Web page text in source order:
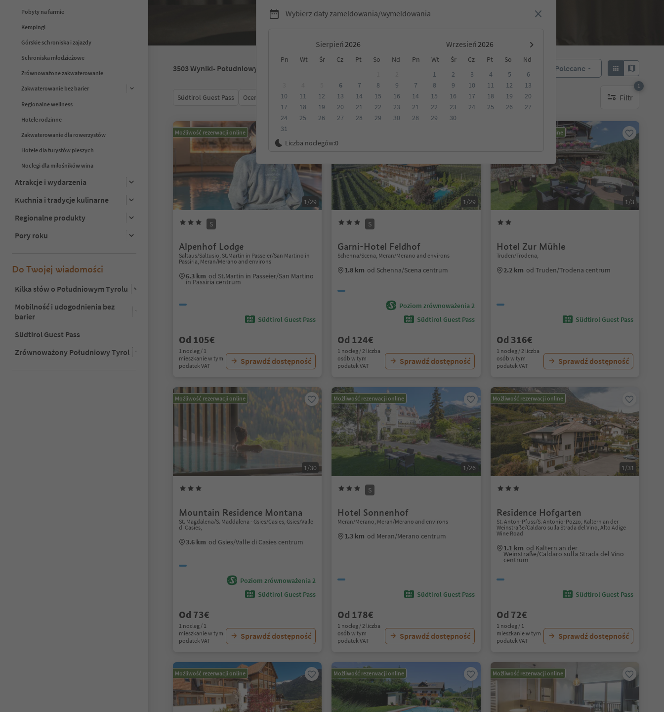
Pobyty na farmie
Kempingi
Górskie schroniska i zajazdy
Schroniska młodzieżowe
Zrównoważone zakwaterowanie
Zakwaterowanie bez barier
Regionalne wellness
Hotele rodzinne
Zakwaterowanie dla rowerzystów
Hotele dla turystów pieszych
Noclegi dla miłośników wina
Atrakcje i wydarzenia
Kuchnia i tradycje kulinarne
Regionalne produkty
Pory roku
Do Twojej wiadomości
Kilka słów o Południowym Tyrolu
Mobilność i udogodnienia bez
barier
Südtirol Guest Pass
Zrównoważony Południowy Tyrol
Wybierz daty zameldowania/wymeldowania
Sierpień Wrzesień
Pn Wt Śr Cz Pt So Nd Pn Wt Śr Cz Pt So
Nd
6 7 8
9
10
11 12 13 14 15
16
17
18 19 20 21 22
23
24
25 26 27 28 29
30
31
1 2 3 4 5
6
7
8 9 10 11 12
13
14
15 16 17 18 19
20
21
22 23 24 25 26
27
28
29 30
Liczba noclegów:0
3503 Wyniki- Południowy Tyrol Polecane
Südtirol Guest Pass Ocena Kategoria Opcje wyżywienia Ekologiczne zakwaterowanie Filtr
1
1 aktywny filtr
Możliwość rezerwacji online
1/29
S
Alpenhof Lodge
Saltaus/Saltusio, St.Martin in Passeier/San Martino in
Passiria, Meran/Merano and environs
6.3 km od St.Martin in Passeier/San Martino
in Passiria centrum
Südtirol Guest Pass
Od 105€
1 nocleg / 1
mieszkanie w tym
podatek VAT
Sprawdź dostępność
1/29
S
Garni-Hotel Feldhof
Schenna/Scena, Meran/Merano and environs
1.8 km od Schenna/Scena centrum
Poziom zrównoważenia 2
Südtirol Guest Pass
Od 124€
1 nocleg / 2 liczba
osób w tym
podatek VAT
Sprawdź dostępność
Możliwość rezerwacji online
1/3
Hotel Zur Mühle
Truden/Trodena,
2.2 km od Truden/Trodena centrum
Südtirol Guest Pass
Od 316€
1 nocleg / 2 liczba
osób w tym
podatek VAT
Sprawdź dostępność
Możliwość rezerwacji online
1/30
Mountain Residence Montana
St. Magdalena/S. Maddalena - Gsies/Casies, Gsies/Valle
di Casies,
3.6 km od Gsies/Valle di Casies centrum
Poziom zrównoważenia 2
Südtirol Guest Pass
Od 73€
1 nocleg / 1
mieszkanie w tym
podatek VAT
Sprawdź dostępność
Możliwość rezerwacji online
1/26
S
Hotel Sonnenhof
Meran/Merano, Meran/Merano and environs
1.3 km od Meran/Merano centrum
Südtirol Guest Pass
Od 178€
1 nocleg / 2 liczba
osób w tym
podatek VAT
Sprawdź dostępność
Możliwość rezerwacji online
1/31
Residence Hofgarten
St. Anton-Pfuss/S. Antonio-Pozzo, Kaltern an der
Weinstraße/Caldaro sulla Strada del Vino, Alto Adige
Wine Road
1.1 km od Kaltern an der
Weinstraße/Caldaro sulla Strada del Vino
centrum
Südtirol Guest Pass
Od 72€
1 nocleg / 1
mieszkanie w tym
podatek VAT
Sprawdź dostępność
Możliwość rezerwacji online Możliwość rezerwacji online Możliwość rezerwacji online